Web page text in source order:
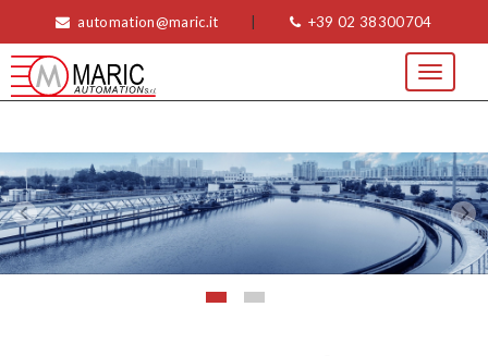
automation@maric.it +39 02 38300704
Toggle